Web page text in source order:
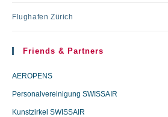
Flughafen Zürich
Friends & Partners
AEROPENS
Personalvereinigung SWISSAIR
Kunstzirkel SWISSAIR